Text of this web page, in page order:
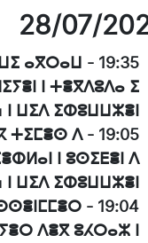
28/07/
19:35
-
ⴰⴳⵔⴰⵡ
ⵏ ⵜⴻⴳⴷⵓⴷⴰ ⵉ
ⵡⵉⴷ ⵉⵀⵓⵡⵡⵣⴻⵏ
19:05
-
ⵜⵉⵎⴻⵙ ⴷ
ⵏ ⵓⵙⵉⴹⴻⵏ ⴷ
ⵡⵉⴷ ⵉⵀⵓⵡⵡⵣⴻⵏ
19:04
-
ⴷⴻⴳ ⵓⵃⵔⴰⵣ ⵏ